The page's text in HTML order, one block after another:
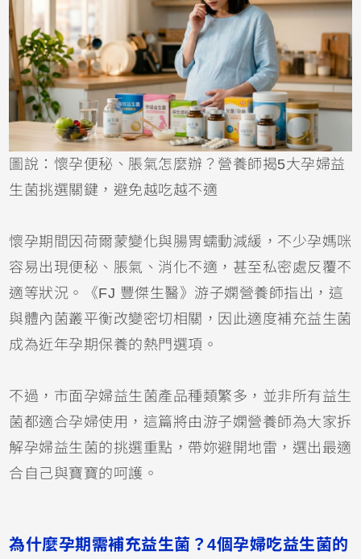
圖說：懷孕便秘、脹氣怎麼辦？營養師揭5大孕婦益
生菌挑選關鍵，避免越吃越不適
懷孕期間因荷爾蒙變化與腸胃蠕動減緩，不少孕媽咪
容易出現便秘、脹氣、消化不適，甚至私密處反覆不
適等狀況。《FJ 豐傑生醫》游子嫻營養師指出，這
與體內菌叢平衡改變密切相關，因此適度補充益生菌
成為近年孕期保養的熱門選項。
不過，市面孕婦益生菌產品種類繁多，並非所有益生
菌都適合孕婦使用，這篇將由游子嫻營養師為大家拆
解孕婦益生菌的挑選重點，帶妳避開地雷，選出最適
合自己與寶寶的呵護。
為什麼孕期需補充益生菌？4個孕婦吃益生菌的